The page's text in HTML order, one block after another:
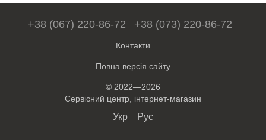
+38 (067) 220-86-72 +38 (073) 220-86-72
Контакти
Повна версія сайту
© 2022—2026
Сервісний центр, інтернет-магазин
Укр Рус